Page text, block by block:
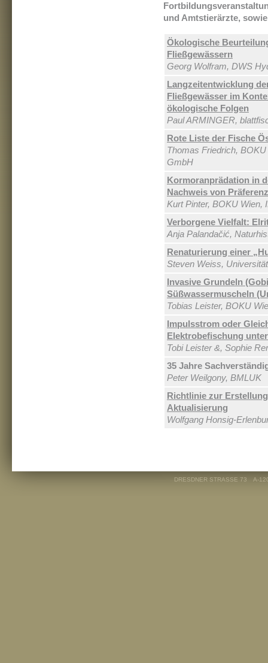
und Amtstierärzte,
Ökologische
Fließgewässern
Georg Wolfram, DWS
Langzeitentwicklung
Fließgewässer im
ökologische Folgen
Paul ARMINGER,
Rote Liste der Fische
Thomas Friedrich,
GmbH
Kormoranprädation in
Nachweis von
Kurt Pinter, BOKU Wien,
Verborgene Vielfalt:
Anja Palandačić,
Renaturierung einer
Steven Weiss,
Invasive Grundeln
Süßwassermuscheln
Tobias Leister, BOKU
Impulsstrom oder
Elektrobefischung
Tobi Leister &, Sophie
35 Jahre
Peter Weilgony, BMLUK
Richtlinie zur
Aktualisierung
Wolfgang Honsig-
A-
DRESDNER STRASSE 73